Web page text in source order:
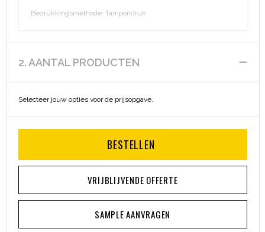
Goodiebags
Reistassensets
Collegetassen
Gehoorbescherming
Bedrukkingsmethode: Tampondruk
2. AANTAL PRODUCTEN
Selecteer jouw opties voor de prijsopgave.
BESTELLEN
VRIJBLIJVENDE OFFERTE
SAMPLE AANVRAGEN